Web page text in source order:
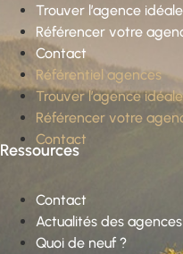
Trouver l’agence idéale
Référencer votre
Contact
Référentiel agences
Trouver l’agence idéale
Référencer votre
Contact
Ressources
Contact
Actualités des agences
Quoi de neuf ?